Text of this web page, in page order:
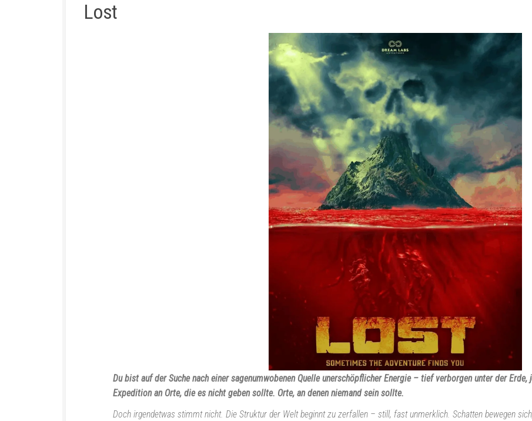
Lost
Du bist auf der Suche nach einer sagenumwobenen Quelle unerschöpflicher Energie – tief verborgen unter der
Expedition an Orte, die es nicht geben sollte. Orte, an denen niemand sein sollte.
Doch irgendetwas stimmt nicht. Die Struktur der Welt beginnt zu zerfallen – still, fast unmerklich. Schatten bewegen